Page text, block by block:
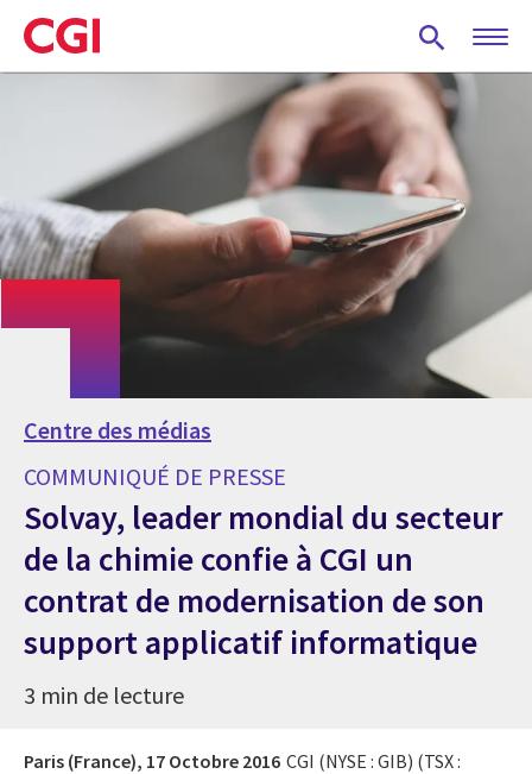
Skip
to
main
Centre des médias
COMMUNIQUÉ DE PRESSE
Solvay, leader mondial du secteur
de la chimie confie à CGI un
contrat de modernisation de son
support applicatif informatique
3 min de lecture
Paris (France), 17 Octobre 2016 CGI (NYSE : GIB) (TSX :